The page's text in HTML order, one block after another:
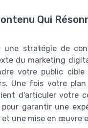
Qui
une stratégie de
du marketing
votre public
Une fois votre
d'articuler votre
garantir une
une mise en œuvre